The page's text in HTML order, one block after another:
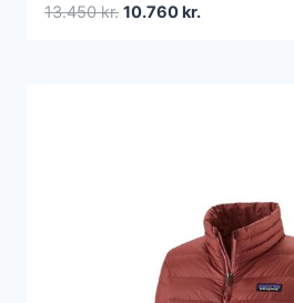
13.450kr. Den
10.760 kr.Den